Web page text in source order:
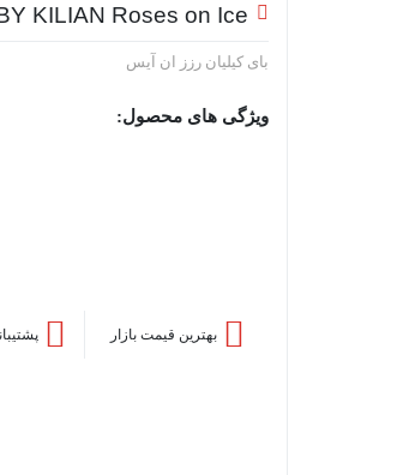
KILIAN Roses on Ice
بای کیلیان رزز ان آیس
ویژگی های محصول:
بهترین قیمت بازار پشتیبانی ۷